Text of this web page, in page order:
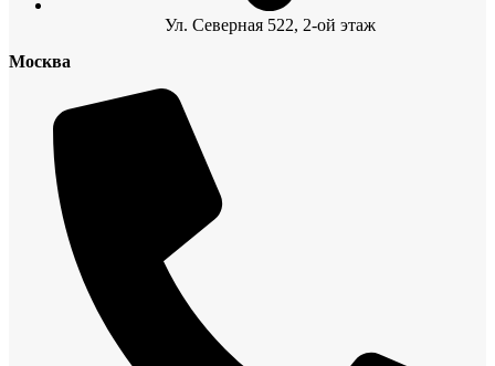
Ул. Северная 522, 2-ой этаж
Москва